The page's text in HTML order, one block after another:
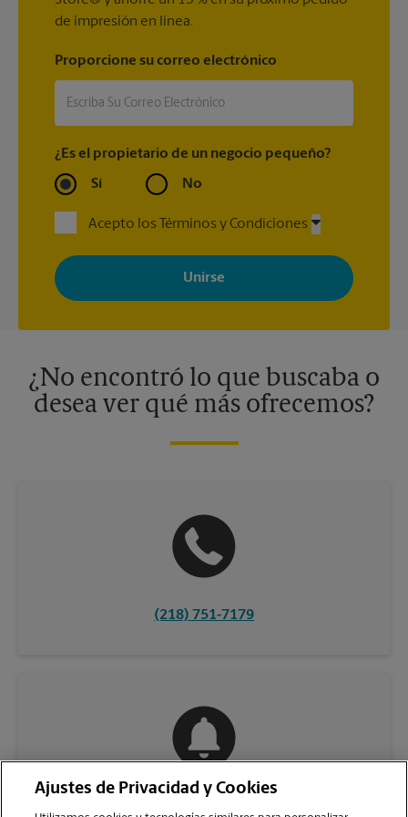
de impresión en línea.
Proporcione su correo electrónico
¿Es el propietario de un negocio pequeño?
Sí No
Acepto los Términos y Condiciones
Al registrarse, acepta recibir correos electrónicos de The UPS
Store con noticias, ofertas especiales, promociones y mensajes
adaptados a sus intereses. Puede darse de baja en cualquier
momento. Para más información, consulte nuestra política de
¿No encontró lo que buscaba o
desea ver qué más ofrecemos?
(218) 751-7179
Ajustes de Privacidad y Cookies